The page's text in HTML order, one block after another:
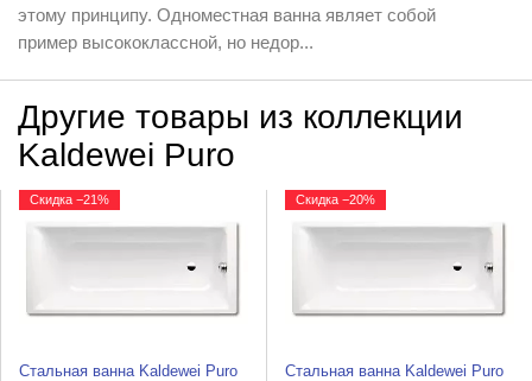
этому принципу. Одноместная ванна являет собой
пример высококлассной, но недор...
Другие товары из коллекции
Kaldewei Puro
Скидка −21%
Стальная ванна Kaldewei Puro
Скидка −20%
Стальная ванна Kaldewei Puro